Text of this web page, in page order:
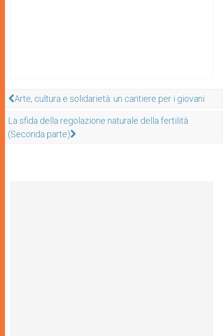
Arte, cultura e solidarietà: un cantiere per i giovani
La sfida della regolazione naturale della fertilità
(Seconda parte)